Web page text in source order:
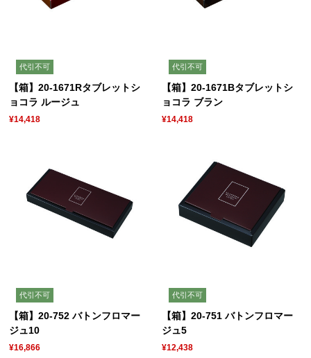
代引不可
【箱】20-1671Rタブレットシ
ョコラ ルージュ
¥14,418
代引不可
【箱】20-1671Bタブレットシ
ョコラ ブラン
¥14,418
代引不可
【箱】20-752 バトンフロマー
ジュ10
¥16,866
代引不可
【箱】20-751 バトンフロマー
ジュ5
¥12,438